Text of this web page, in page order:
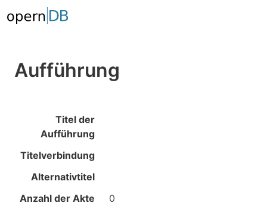
Aufführung
Titel der
Aufführung
Titelverbindung
Alternativtitel
Anzahl der Akte
0